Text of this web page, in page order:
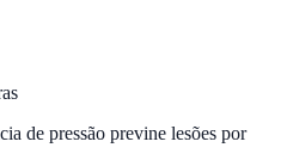
de pressão previne lesões por